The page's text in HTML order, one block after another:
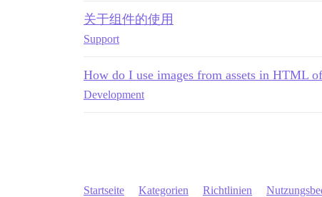
关于组件的使用
Support
How do I use images from assets in HTML
Development
Startseite Kategorien Richtlinien